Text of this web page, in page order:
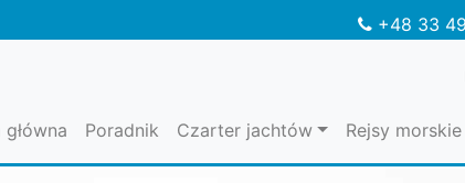
+48 33
Poradnik Czarter jachtów Rejsy morskie